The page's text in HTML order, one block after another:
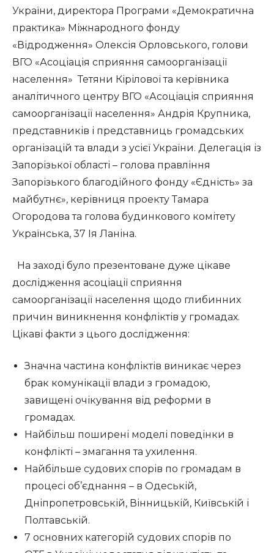
України, директора Програми «Демократична
практика» Міжнародного фонду
«Відродження» Олексія Орловського, голови
ВГО «Асоціація сприяння самоорганізації
населення» Тетяни Кірілової та керівника
аналітичного центру ВГО «Асоціація сприяння
самоорганізації населення» Андрія Крупника,
представників і представниць громадських
організацій та влади з усієї України. Делегація із
Запорізької області – голова правління
Запорізького благодійного фонду «Єдність» за
майбутнє», керівниця проекту Тамара
Огородова та голова будинкового комітету
Українська, 37 Ія Ланіна.
На заході було презентоване дуже цікаве
дослідження асоціації сприяння
самоорганізації населення щодо глибинних
причин виникнення конфліктів у громадах.
Цікаві факти з цього дослідження:
Значна частина конфліктів виникає через
брак комунікації влади з громадою,
завищені очікування від реформи в
громадах.
Найбільш поширені моделі поведінки в
конфлікті – змагання та ухилення.
Найбільше судових спорів по громадам в
процесі об’єднання – в Одеській,
Дніпропетровській, Вінницькій, Київській і
Полтавській.
7 основних категорій судових спорів по